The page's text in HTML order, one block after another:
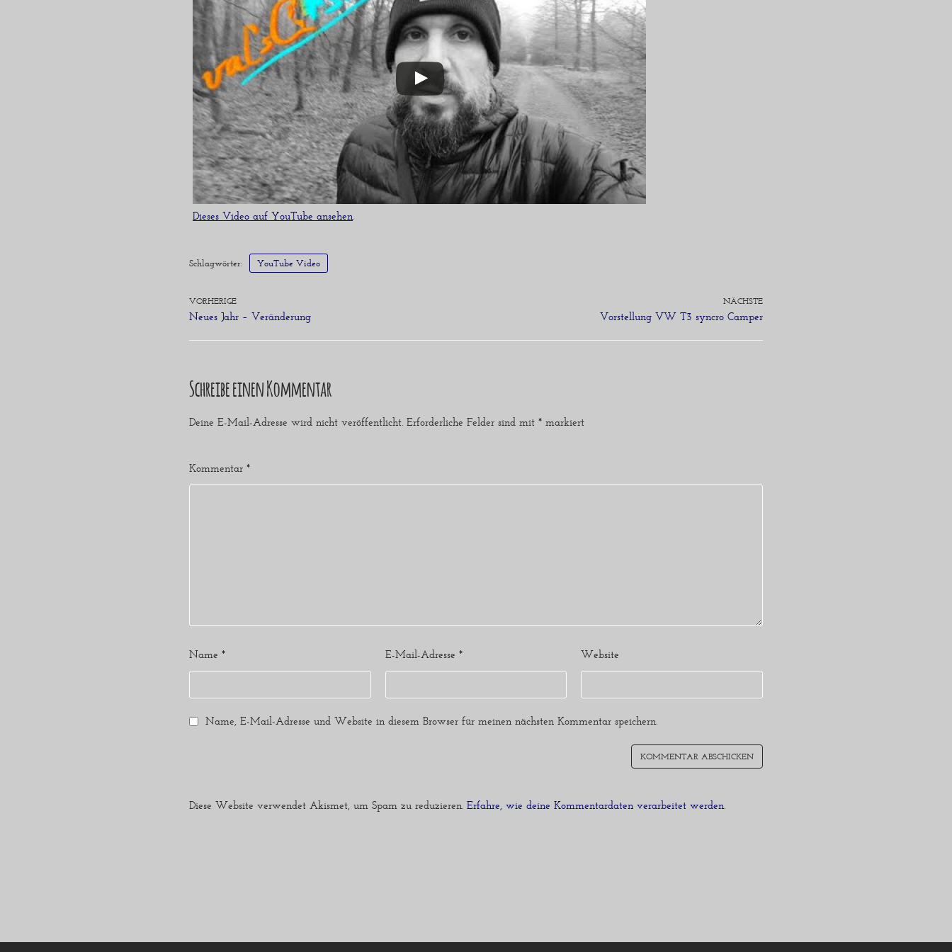
Dieses Video auf YouTube ansehen.
Schlagwörter: YouTube Video
VORHERIGE
Neues Jahr – Veränderung
NÄCHSTE
Vorstellung VW T3 syncro Camper
Schreibe einen Kommentar
Deine E-Mail-Adresse wird nicht veröffentlicht. Erforderliche Felder sind mit * markiert
Kommentar *
Name * E-Mail-Adresse * Website
Name, E-Mail-Adresse und Website in diesem Browser für meinen nächsten Kommentar speichern.
Diese Website verwendet Akismet, um Spam zu reduzieren. Erfahre, wie deine Kommentardaten verarbeitet werden.